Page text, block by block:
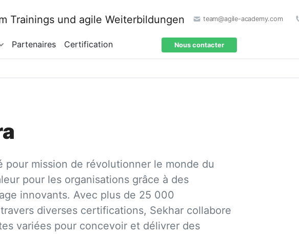
team@agile-academy.com
Partenaires Certification Nous contacter
pour mission de révolutionner le monde du
pour les organisations grâce à des
innovants. Avec plus de 25 000
diverses certifications, Sekhar collabore
variées pour concevoir et délivrer des